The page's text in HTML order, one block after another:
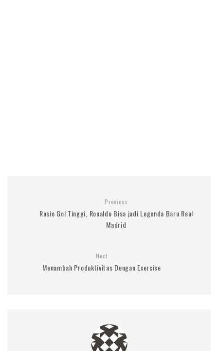
Previous
Rasio Gol Tinggi, Ronaldo Bisa jadi Legenda Baru Real
Madrid
Next
Menambah Produktivitas Dengan Exercise